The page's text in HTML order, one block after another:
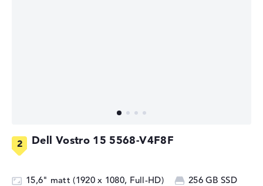
Dell Vostro 15 5568-V4F8F
15,6" matt (1920 x 1080, Full-HD)
256 GB SSD